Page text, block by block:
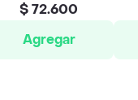
$ 72.600
Agregar